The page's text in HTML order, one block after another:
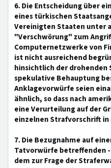
6. Die Entscheidung über
eines türkischen
Vereinigten Staaten unter
"Verschwörung" zum
Computernetzwerke von
ist nicht ausreichend
hinsichtlich der drohenden
spekulative Behauptung
Anklagevorwürfe seien
ähnlich, so dass nach
eine Verurteilung auf der
einzelnen Strafvorschrift
7. Die Bezugnahme auf
Tatvorwürfe betreffenden
dem zur Frage der